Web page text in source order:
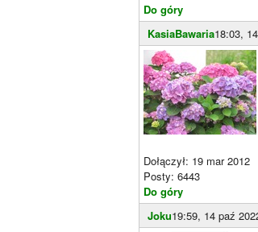
Do góry
KasiaBawaria18:03,
Dołączył: 19 mar 2012
Posty: 6443
Do góry
Joku19:59, 14 paź